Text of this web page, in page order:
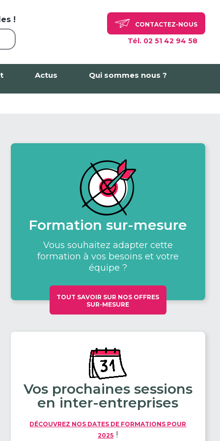
!
CONTACTEZ-NOUS
Tél. 02 51 42 94 58
Actus Qui sommes nous ?
Formation sur-mesure
Vous souhaitez adapter cette
formation à vos besoins et votre
équipe ?
TOUT SAVOIR SUR NOS OFFRES
SUR-MESURE
Vos prochaines sessions
en inter-entreprises
DÉCOUVREZ NOS DATES DE FORMATIONS POUR
2025 !